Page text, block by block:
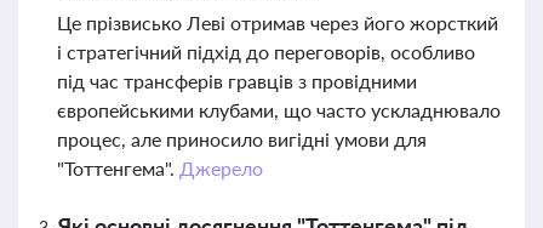
Це прізвисько Леві отримав через його жорсткий
і стратегічний підхід до переговорів, особливо
під час трансферів гравців з провідними
європейськими клубами, що часто ускладнювало
процес, але приносило вигідні умови для
"Тоттенгема". Джерело